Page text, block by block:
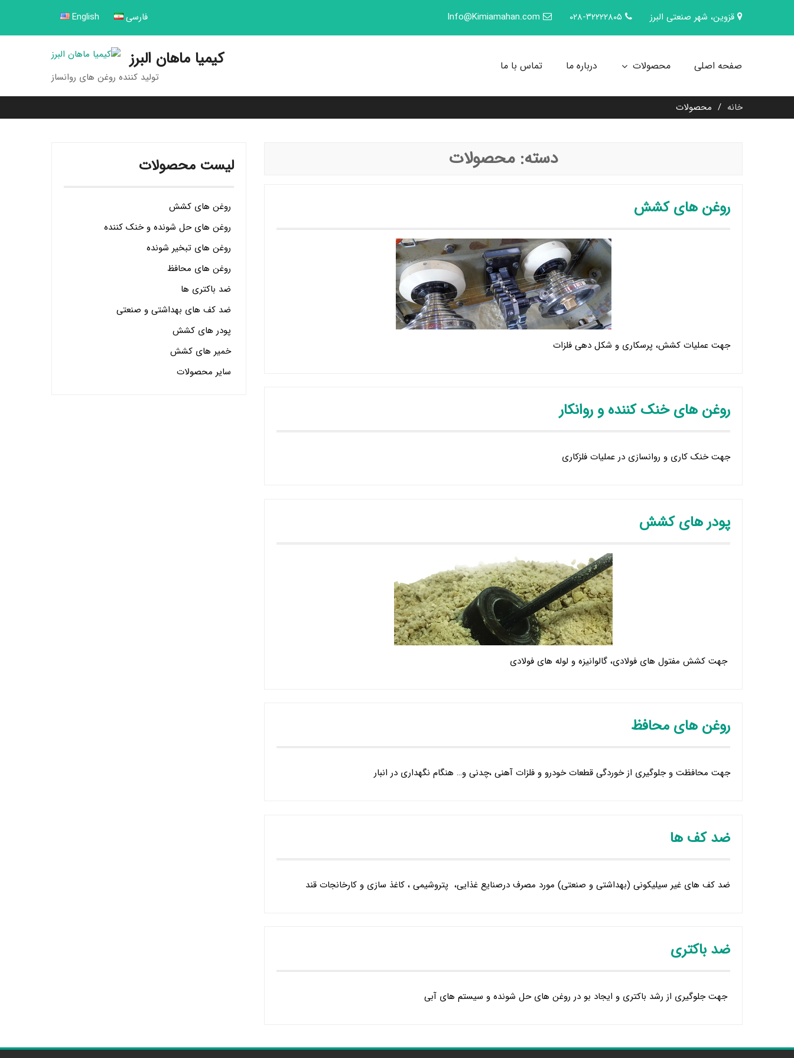
content
قزوین، شهر صنعتی البرز Info@Kimiamahan.com فارسی English
کیمیا ماهان البرز
تولید کننده روغن های روانساز
صفحه اصلی محصولات درباره ما تماس با ما
خانه محصولات
دسته:محصولات
روغن های کشش
جهت عملیات کشش، پرسکاری و شکل دهی فلزات
روغن های خنک کننده و روانکار
جهت خنک کاری و روانسازی در عملیات فلزکاری
پودر های کشش
جهت کشش مفتول های فولادی، گالوانیزه و لوله های فولادی
روغن های محافظ
جهت محافظت و جلوگیری از خوردگی قطعات خودرو و فلزات آهنی ،چدنی و… هنگام نگهداری در انبار
ضد کف ها
ضد کف های غیر سیلیکونی (بهداشتی و صنعتی) مورد مصرف درصنایع غذایی، پتروشیمی ، کاغذ سازی و کارخانجات قند
ضد باکتری
جهت جلوگیری از رشد باکتری و ایجاد بو در روغن های حل شونده و سیستم های آبی
لیست محصولات
روغن های کشش
روغن های حل شونده و خنک کننده
روغن های تبخیر شونده
روغن های محافظ
ضد باکتری ها
ضد کف های بهداشتی و صنعتی
پودر های کشش
خمیر های کشش
سایر محصولات